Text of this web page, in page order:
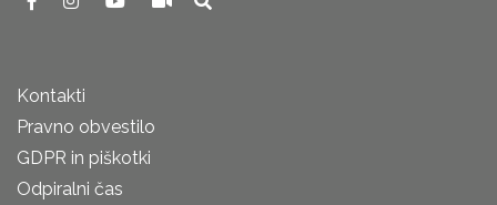
Kontakti
Pravno obvestilo
GDPR in piškotki
Odpiralni čas